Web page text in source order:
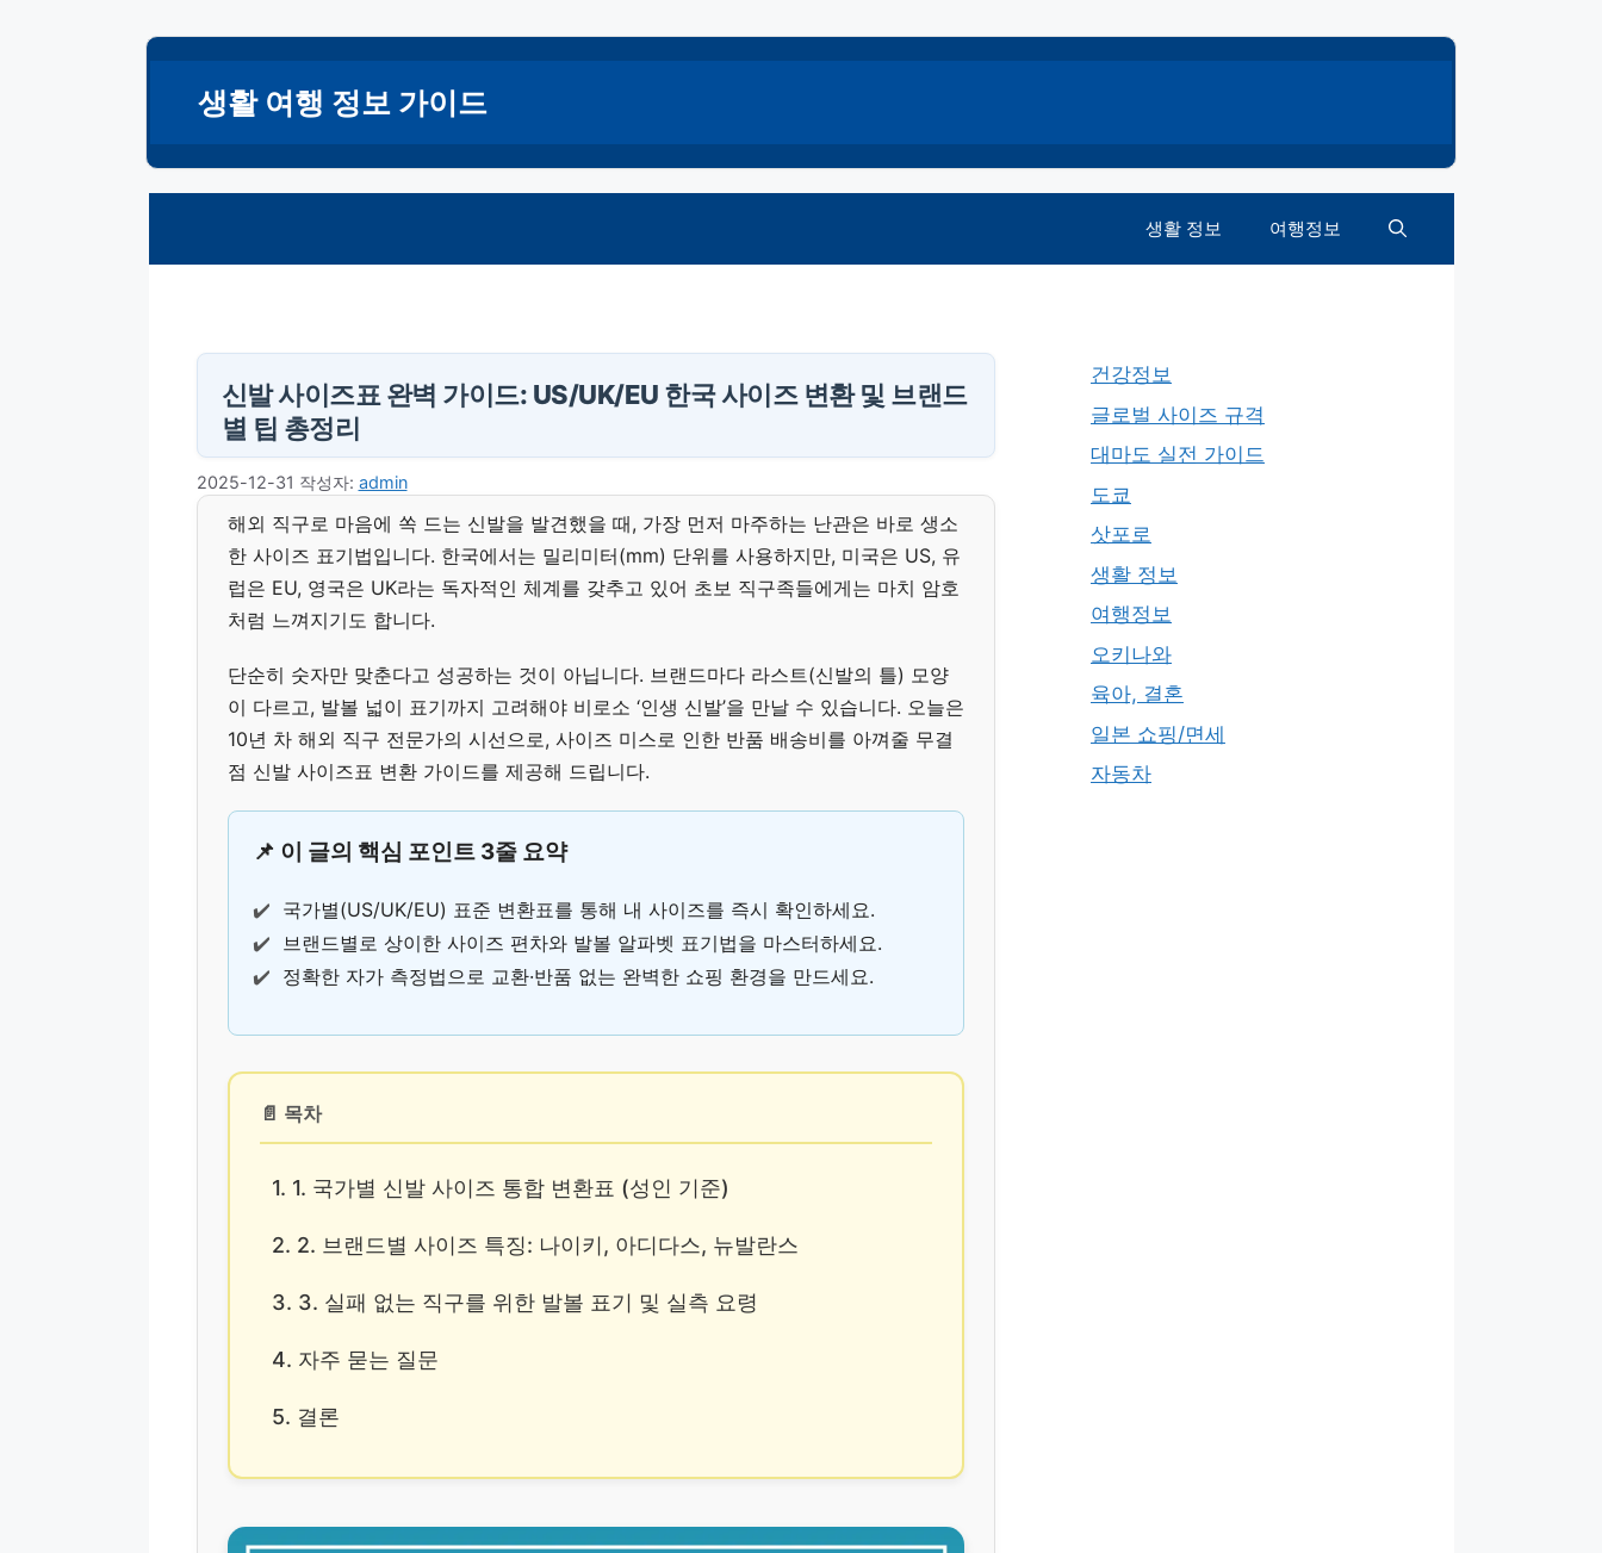
생활 여행 정보 가이드
생활 정보 여행정보
신발 사이즈표 완벽 가이드: US/UK/EU 한국 사이즈 변환 및 브랜드
별 팁 총정리
2025-12-31 작성자: admin
해외 직구로 마음에 쏙 드는 신발을 발견했을 때, 가장 먼저 마주하는 난관은 바로 생소
한 사이즈 표기법입니다. 한국에서는 밀리미터(mm) 단위를 사용하지만, 미국은 US, 유
럽은 EU, 영국은 UK라는 독자적인 체계를 갖추고 있어 초보 직구족들에게는 마치 암호
처럼 느껴지기도 합니다.
단순히 숫자만 맞춘다고 성공하는 것이 아닙니다. 브랜드마다 라스트(신발의 틀) 모양
이 다르고, 발볼 넓이 표기까지 고려해야 비로소 ‘인생 신발’을 만날 수 있습니다. 오늘은
10년 차 해외 직구 전문가의 시선으로, 사이즈 미스로 인한 반품 배송비를 아껴줄 무결
점 신발 사이즈표 변환 가이드를 제공해 드립니다.
📌 이 글의 핵심 포인트 3줄 요약
✔️ 국가별(US/UK/EU) 표준 변환표를 통해 내 사이즈를 즉시 확인하세요.
✔️
브랜드별로 상이한 사이즈 편차와 발볼 알파벳 표기법을 마스터하세요.
✔️ 정확한 자가 측정법으로 교환·반품 없는 완벽한 쇼핑 환경을 만드세요.
📄 목차
1. 1. 국가별 신발 사이즈 통합 변환표 (성인 기준)
2. 2. 브랜드별 사이즈 특징: 나이키, 아디다스, 뉴발란스
3. 3. 실패 없는 직구를 위한 발볼 표기 및 실측 요령
4. 자주 묻는 질문
5. 결론
건강정보
글로벌 사이즈 규격
대마도 실전 가이드
도쿄
삿포로
생활 정보
여행정보
오키나와
육아, 결혼
일본 쇼핑/면세
자동차